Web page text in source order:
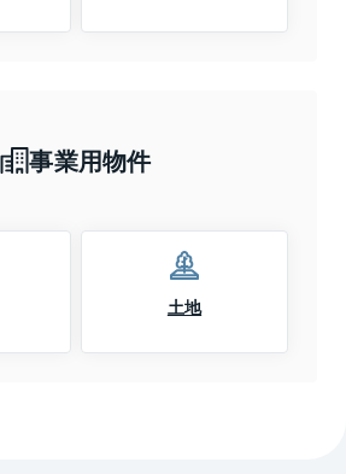
事業用物件
土地